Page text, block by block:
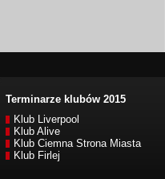
Terminarze klubów 2015
Klub Liverpool
Klub Alive
Klub Ciemna Strona Miasta
Klub Firlej